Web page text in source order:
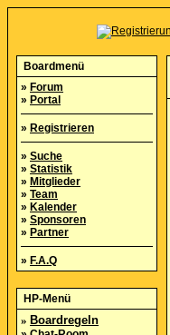
Boardmenü
» Forum
» Portal
» Registrieren
» Suche
» Statistik
» Mitglieder
» Team
» Kalender
» Sponsoren
» Partner
» F.A.Q
HP-Menü
» Boardregeln